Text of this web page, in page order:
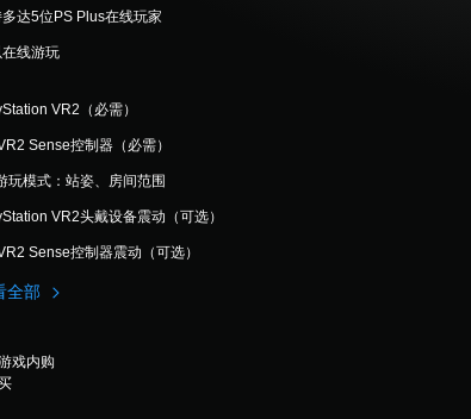
达5位PS Plus在线玩家
线游玩
VR2（必需）
Sense控制器（必需）
玩模式：站姿、房间范围
VR2头戴设备震动（可选）
Sense控制器震动（可选）
全部
戏内购